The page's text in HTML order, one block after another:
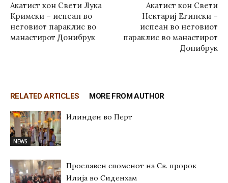
Акатист кон Свети Лука
Кримски – испеан во
неговиот параклис во
манастирот Донибрук
Акатист кон Свети
Нектариј Егински –
испеан во неговиот
параклис во манастирот
Донибрук
RELATED ARTICLES MORE FROM AUTHOR
NEWS
Илинден во Перт
Прославен споменот на Св. пророк
Илија во Сиденхам